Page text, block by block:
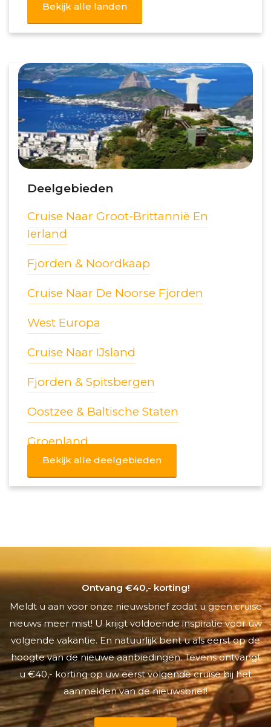
Bekijk alle landen
Deelgebieden
Cruise Naar Groot-Brittannië En
Ierland
Fjorden & Noordkaap
Cruise Naar De Noorse Fjorden
West Europa
Cruise Naar IJsland
Fjorden & Spitsbergen
Oostzee & Baltische Staten
Groenland
Bekijk alle deelgebieden
Ontvang €40,- korting!
Meldt u aan voor onze nieuwsbrief zodat u geen cruise
nieuws meer mist! U krijgt voldoende inspiratie voor uw
volgende vakantie. En natuurlijk bent u als eerst op de
hoogte van de nieuwe aanbiedingen. Tevens ontvangt
u €40,- korting op uw eerst volgende cruise bij het
aanmelden van de nieuwsbrief!